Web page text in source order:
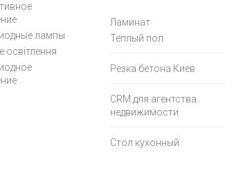
лампы
освітлення
Ламинат
Теплый пол
Резка бетона Киев
CRM для агентства
недвижимости
Стол кухонный